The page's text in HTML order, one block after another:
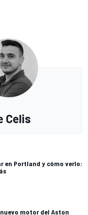
Celis
en Portland y cómo verlo:
motor del Aston